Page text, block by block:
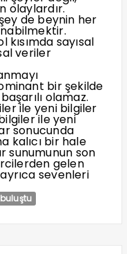
olaylardır.
de beynin her
kısımda sayısal
veriler
bir şekilde
olamaz.
ile yeni bilgiler
ile yeni
sonucunda
kalıcı bir hale
sunumunun son
gelen
sevenleri